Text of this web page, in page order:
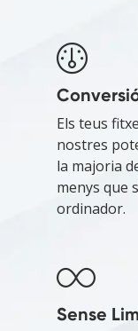
Els teus
nostres
la majoria
menys que
ordinador.
Sense